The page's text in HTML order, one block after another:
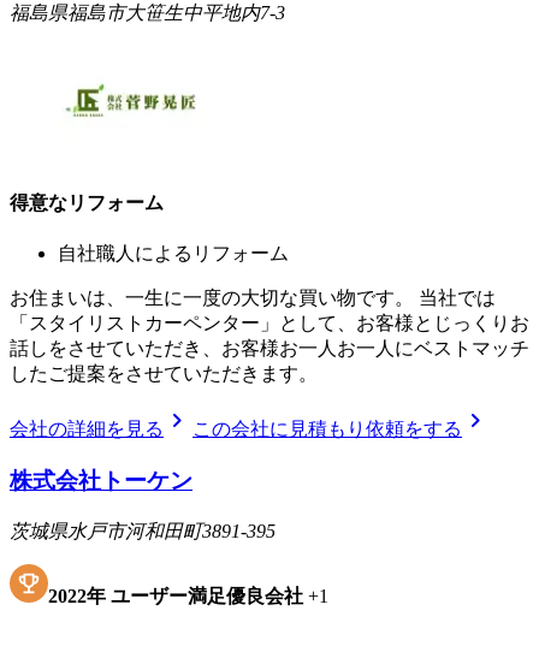
福島県福島市大笹生中平地内7-3
得意なリフォーム
自社職人によるリフォーム
お住まいは、一生に一度の大切な買い物です。 当社では
「スタイリストカーペンター」として、お客様とじっくりお
話しをさせていただき、お客様お一人お一人にベストマッチ
したご提案をさせていただきます。
会社の詳細を見る chevron_right この会社に見積もり依頼をする chevron_right
株式会社トーケン
茨城県水戸市河和田町3891-395
2022年 ユーザー満足優良会社 +1